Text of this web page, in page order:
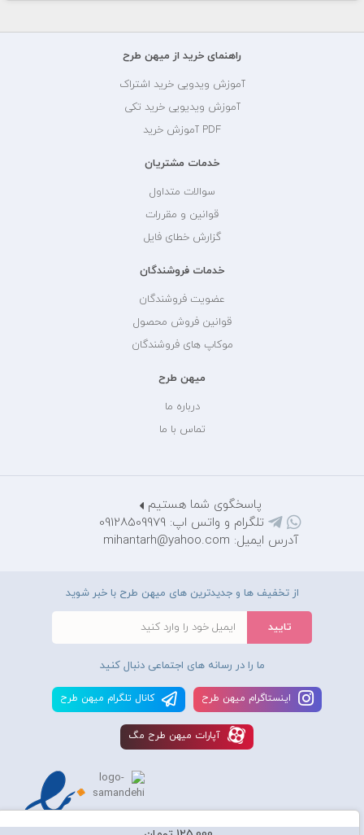
راهنمای خرید از میهن طرح
آموزش ویدویی خرید اشتراک
آموزش ویدیویی خرید تکی
PDF آموزش خرید
خدمات مشتریان
سوالات متداول
قوانین و مقررات
گزارش خطای فایل
خدمات فروشندگان
عضویت فروشندگان
قوانین فروش محصول
موکاپ های فروشندگان
میهن طرح
درباره ما
تماس با ما
پاسخگوی شما هستیم
تلگرام و واتس اپ: 09128509979
آدرس ایمیل: mihantarh@yahoo.com
از تخفیف ها و جدیدترین های میهن طرح با خبر شوید
ما را در رسانه های اجتماعی دنبال کنید
اينستاگرام ميهن طرح کانال تلگرام ميهن طرح
آپارات ميهن طرح مگ